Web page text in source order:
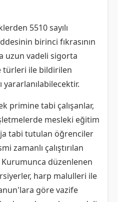
5510 sayılı
birinci fıkrasının
uzun vadeli sigorta
türleri ile bildirilen
yararlanılabilecektir.
primine tabi çalışanlar,
mesleki eğitim
tabi tutulan öğrenciler
zamanlı çalıştırılan
düzenlenen
harp malulleri ile
göre vazife